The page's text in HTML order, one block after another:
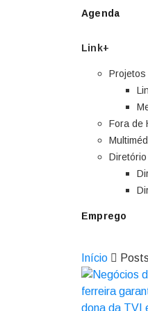
Agenda
Link+
Projetos
Fora de
Diretório
Emprego
Início